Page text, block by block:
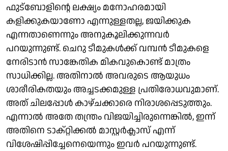
ഫുട്ബോളിന്റെ ലക്ഷ്യം മനോഹരമായി
കളിക്കുകയാണോ എന്നുള്ളതല്ല, ജയിക്കുക
എന്നതാണെന്നും അനുകൂലിക്കുന്നവർ
പറയുന്നുണ്ട്. ചെറു ടീമുകൾക്ക് വമ്പൻ ടീമുകളെ
നേരിടാൻ സാങ്കേതിക മികവുകൊണ്ട് മാത്രം
സാധിക്കില്ല. അതിനാൽ അവരുടെ ആയുധം
ശാരീരികതയും അച്ചടക്കമുള്ള പ്രതിരോധവുമാണ്.
അത് ചിലപ്പോൾ കാഴ്ചക്കാരെ നിരാശപ്പെടുത്തും.
എന്നാൽ അതേ തന്ത്രം വിജയിച്ചിരുന്നെങ്കിൽ, ഇന്ന്
അതിനെ ടാക്റ്റിക്കൽ മാസ്റ്റർക്ലാസ് എന്ന്
വിശേഷിപ്പിച്ചേനെയെന്നും ഇവർ പറയുന്നുണ്ട്.